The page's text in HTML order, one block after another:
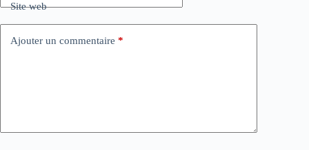
Site web
Ajouter un commentaire *